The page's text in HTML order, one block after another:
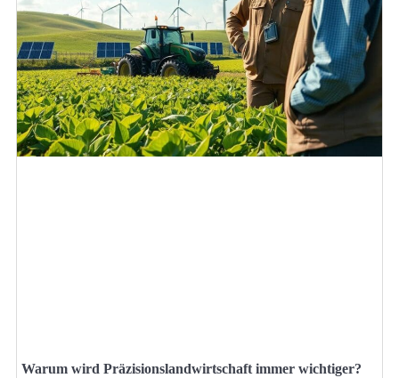
Warum wird Präzisionslandwirtschaft immer wichtiger?